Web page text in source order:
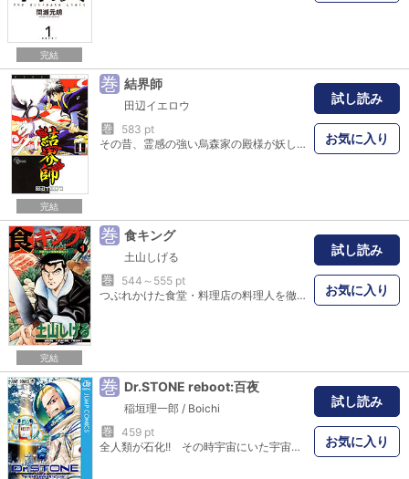
完結
完結
巻 結界師
田辺イエロウ
巻
583 pt
その昔、霊感の強い烏森家の殿様が妖しげなものを呼びよせてしまったために、それを退治する結界師が生まれた。かつての城跡に建つ私立・烏森学園を舞台に、400年後の現在も跋扈（ばっこ）し続ける妖怪に立ち向かう墨村家と雪村家の若き後継者、良守と時音の活躍を描く妖結界バトルストーリー！！
試し読み
お気に入り
完結
巻 食キング
土山しげる
巻
544～555 pt
つぶれかけた食堂・料理店の料理人を徹底的に鍛え直し、繁盛店へと再建させる伝説の料理人・北方歳三（きたかた・としぞう）の活躍を描いた熱血人情グルメコミック！ はやっていないレストラン・ミツバチの主人の息子・翔一（しょういち）から、涙ながらに「店を助けて下さい」と頼まれた北方は、主人を修業として意外なところに連れて行き……!?
試し読み
お気に入り
巻 Dr.STONE reboot:百夜
稲垣理一郎 / Boichi
巻
459 pt
全人類が石化!! その時宇宙にいた宇宙飛行士たちは人類最後の6人となった。その一人である百夜は人類を救うため、日本帰還作戦のミッションをスタート!! 千空の父・百夜の物語を描く『Dr.STONE』外伝!!
試し読み
お気に入り